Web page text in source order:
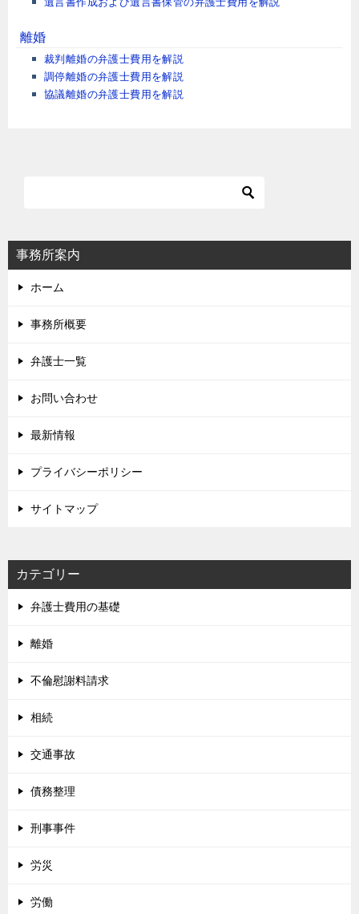
離婚
裁判離婚の弁護士費用を解説
調停離婚の弁護士費用を解説
協議離婚の弁護士費用を解説
事務所案内
ホーム
事務所概要
弁護士一覧
お問い合わせ
最新情報
プライバシーポリシー
サイトマップ
カテゴリー
弁護士費用の基礎
離婚
不倫慰謝料請求
相続
交通事故
債務整理
刑事事件
労災
労働